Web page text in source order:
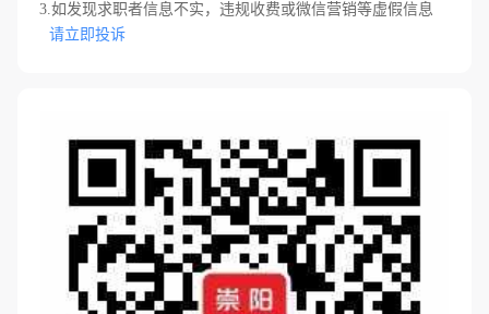
3.如发现求职者信息不实，违规收费或微信营销等虚假信息
请立即投诉